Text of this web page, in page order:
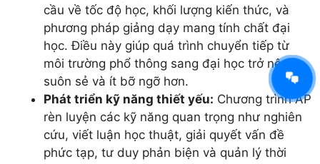
cầu về tốc độ học, khối lượng kiến thức, và
phương pháp giảng dạy mang tính chất đại
học. Điều này giúp quá trình chuyển tiếp từ
môi trường phổ thông sang đại học trở nên
suôn sẻ và ít bỡ ngỡ hơn.
Phát triển kỹ năng thiết yếu: Chương trình AP
rèn luyện các kỹ năng quan trọng như nghiên
cứu, viết luận học thuật, giải quyết vấn đề
phức tạp, tư duy phản biện và quản lý thời